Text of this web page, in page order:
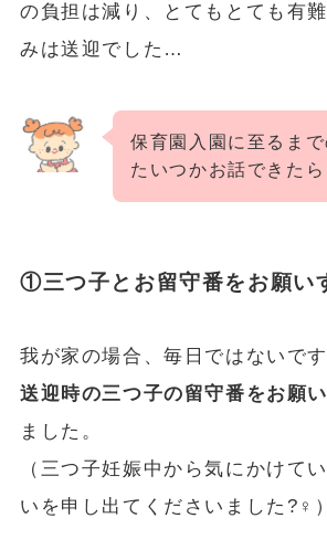
の負担は減り、とてもとても有
みは送迎でした…
保育園入園に至るまで
たいつかお話できた
①三つ子とお留守番をお願い
我が家の場合、毎日ではないで
送迎時の三つ子の留守番をお願
ました。
（三つ子妊娠中から気にかけて
いを申し出てくださいました?‍♀️）